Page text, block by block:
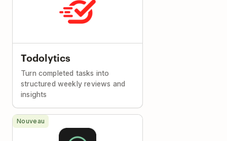
Todolytics
Turn completed tasks into
structured weekly reviews and
insights
Nouveau